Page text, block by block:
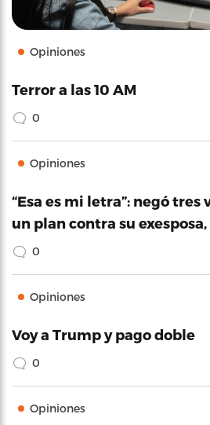
Opiniones
Terror a las 10 AM
0
Opiniones
“Esa es mi letra”: negó tres
un plan contra su
0
Opiniones
Voy a Trump y pago doble
0
Opiniones